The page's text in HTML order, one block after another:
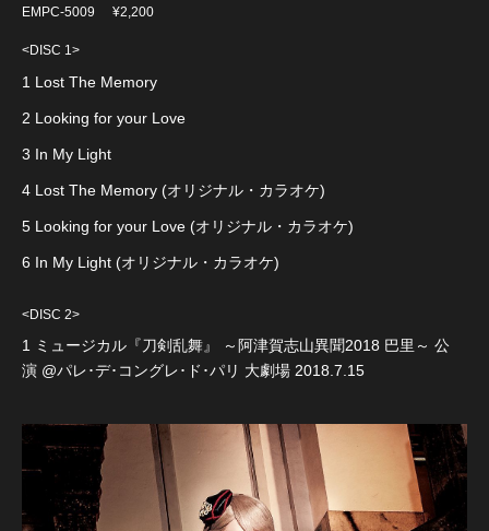
EMPC-5009 ¥2,200
<DISC 1>
1 Lost The Memory
2 Looking for your Love
3 In My Light
4 Lost The Memory (オリジナル・カラオケ)
5 Looking for your Love (オリジナル・カラオケ)
6 In My Light (オリジナル・カラオケ)
<DISC 2>
1 ミュージカル『刀剣乱舞』 ～阿津賀志山異聞2018 巴里～ 公
演 @パレ･デ･コングレ･ド･パリ 大劇場 2018.7.15